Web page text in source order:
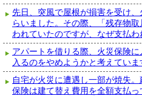
先日、突風で屋根が損害を受け
らいました。その際、「残存物
われていたのですが、なぜ支払わ
アパートを借りる際、火災保険
入るのをやめようかと考えていま
自宅が火災に遭遇し一部が焼失
保険は建て替え費用を全額支払っ